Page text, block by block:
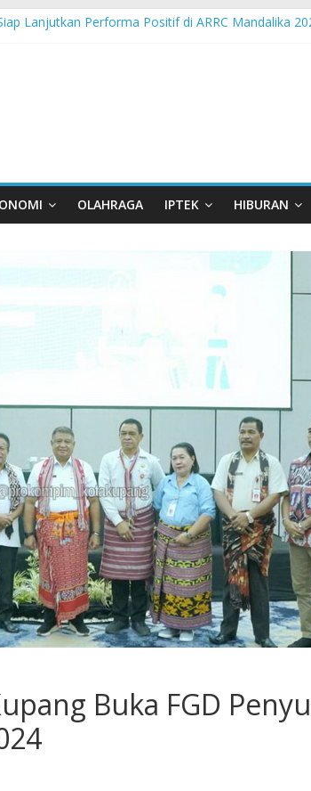
Lanjutkan Performa Positif di ARRC Mandalika
Day Semarakkan 11 Kota di Jawa Timur
UGM-Undana Jadi Pedoman Bangun Desa
OLAHRAGA IPTEK HIBURAN
Buka FGD